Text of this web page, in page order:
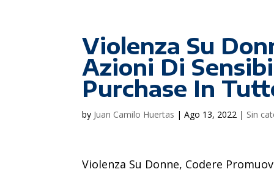
Violenza Su
Azioni Di
Purchase In
by Juan Camilo Huertas |Ago 13, 2022 | Sin
Violenza Su Donne, Codere